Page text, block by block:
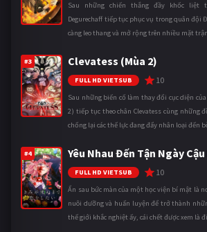
Sau những chiến thắng đầy khốc liệt
Degurechaff tiếp tục phục vụ trong quân đội
càng leo thang và mở rộng trên nhiều mặt
#3 Clevatess (Mùa 2)
FULL HD VIETSUB 10
Sau những biến cố làm thay đổi cục diện của
2) tiếp tục theo chân Clevatess cùng những
chống lại các thế lực đang đẩy nhân loại đến
#4 Yêu Nhau Đến Tận Ngày
FULL HD VIETSUB 10
Ẩn sau bức màn của một học viện bí mật là
nuôi dưỡng và huấn luyện để trở thành
thế giới khắc nghiệt ấy, cái chết được xem là